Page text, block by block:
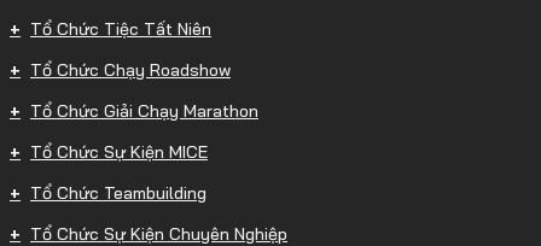
Tổ Chức Tiệc Tất Niên
Tổ Chức Chạy Roadshow
Tổ Chức Giải Chạy Marathon
Tổ Chức Sự Kiện MICE
Tổ Chức Teambuilding
Tổ Chức Sự Kiện Chuyên Nghiệp